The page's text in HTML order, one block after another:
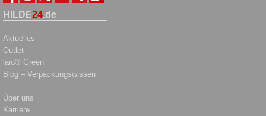
HILDE24.de
Aktuelles
Outlet
laio® Green
Blog – Verpackungswissen
Über uns
Karriere